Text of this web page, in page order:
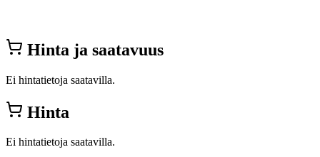
Hinta ja saatavuus
Ei hintatietoja saatavilla.
Hinta
Ei hintatietoja saatavilla.